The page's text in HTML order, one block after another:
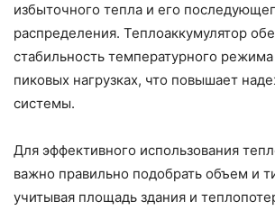
избыточного тепла и его
распределения. Теплоаккумулятор
стабильность температурного
пиковых нагрузках, что повышает
системы.
Для эффективного использования
важно правильно подобрать объем и
учитывая площадь здания и